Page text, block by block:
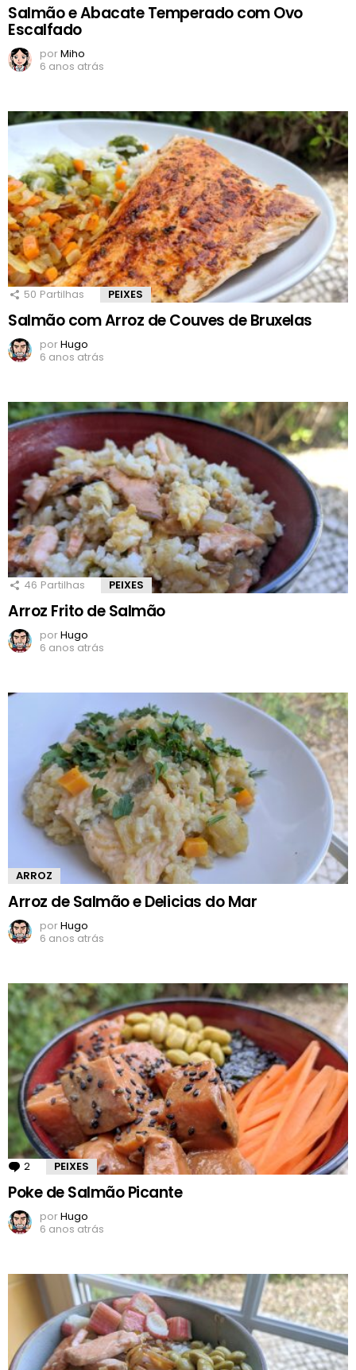
Salmão e Abacate Temperado com Ovo
Escalfado
porMiho
6 anos atrás
50 Partilhas PEIXES
Salmão com Arroz de Couves de Bruxelas
porHugo
6 anos atrás
46 Partilhas PEIXES
Arroz Frito de Salmão
porHugo
6 anos atrás
ARROZ
Arroz de Salmão e Delicias do Mar
porHugo
6 anos atrás
2 Comentários
PEIXES
Poke de Salmão Picante
porHugo
6 anos atrás